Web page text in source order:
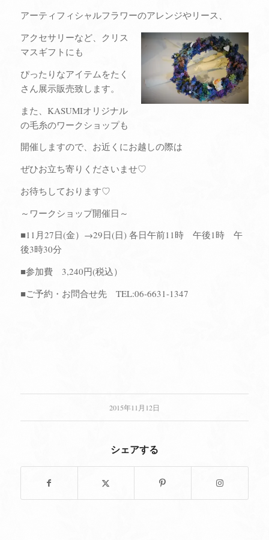
アーティフィシャルフラワーのアレンジやリース、
アクセサリーなど、クリス
マスギフトにも
ぴったりなアイテムをたく
さん展示販売致します。
また、KASUMIオリジナル
の毛糸のワークショップも
開催しますので、お近くにお越しの際は
ぜひお立ち寄りくださいませ♡
お待ちしております♡
～ワークショップ開催日～
■11月27日(金）→29日(日) 各日午前11時 午後1時 午
後3時30分
■参加費 3,240円(税込）
■ご予約・お問合せ先 TEL:06-6631-1347
2015年11月12日
シェアする